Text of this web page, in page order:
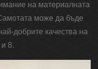
на материалната
може да бъде
добрите качества на
8.